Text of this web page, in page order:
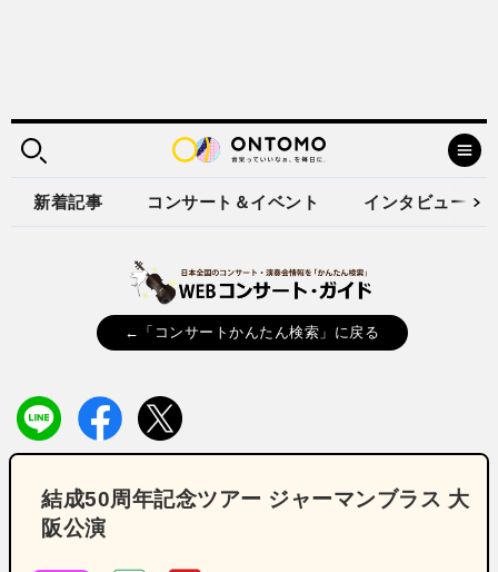
新着記事 コンサート＆イベント インタビュー
←「コンサートかんたん検索」に戻る
結成50周年記念ツアー ジャーマンブラス 大
阪公演